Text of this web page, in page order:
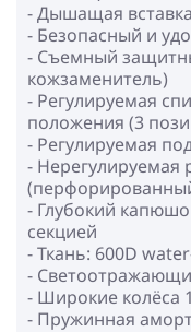
- Дышащая
- Безопасный и
- Съемный
кожзаменитель)
- Регулируемая
положения (3
- Регулируемая
- Нерегулируемая
- Глубокий
секцией
- Ткань: 600D
-
- Широкие колёса
- Пружинная